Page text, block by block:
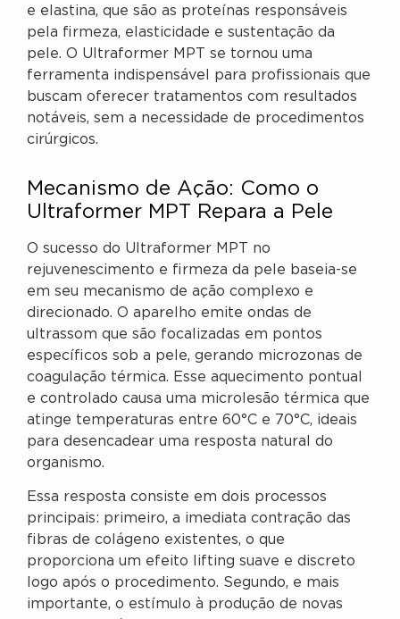
e elastina, que são as proteínas responsáveis
pela firmeza, elasticidade e sustentação da
pele. O Ultraformer MPT se tornou uma
ferramenta indispensável para profissionais que
buscam oferecer tratamentos com resultados
notáveis, sem a necessidade de procedimentos
cirúrgicos.
Mecanismo de Ação: Como o
Ultraformer MPT Repara a Pele
O sucesso do Ultraformer MPT no
rejuvenescimento e firmeza da pele baseia-se
em seu mecanismo de ação complexo e
direcionado. O aparelho emite ondas de
ultrassom que são focalizadas em pontos
específicos sob a pele, gerando microzonas de
coagulação térmica. Esse aquecimento pontual
e controlado causa uma microlesão térmica que
atinge temperaturas entre 60°C e 70°C, ideais
para desencadear uma resposta natural do
organismo.
Essa resposta consiste em dois processos
principais: primeiro, a imediata contração das
fibras de colágeno existentes, o que
proporciona um efeito lifting suave e discreto
logo após o procedimento. Segundo, e mais
importante, o estímulo à produção de novas